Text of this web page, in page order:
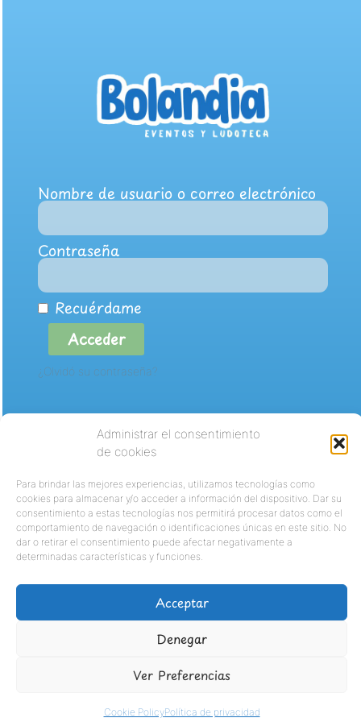
Administrar el consentimiento
de cookies
Para brindar las mejores experiencias, utilizamos tecnologías como
cookies para almacenar y/o acceder a información del dispositivo. Dar su
consentimiento a estas tecnologías nos permitirá procesar datos como el
comportamiento de navegación o identificaciones únicas en este sitio. No
dar o retirar el consentimiento puede afectar negativamente a
determinadas características y funciones.
Acceptar
Denegar
Ver Preferencias
Cookie PolicyPolítica de privacidad
Nombre de usuario o correo electrónico
Contraseña
Recuérdame
Acceder
¿Olvidó su contraseña?